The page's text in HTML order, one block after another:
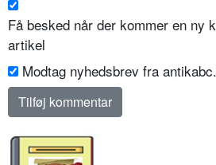
Få besked når der kommer en ny
artikel
Modtag nyhedsbrev fra